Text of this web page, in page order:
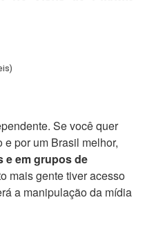
Se você quer
por um Brasil melhor,
e em grupos de
mais gente tiver acesso
a manipulação da mídia